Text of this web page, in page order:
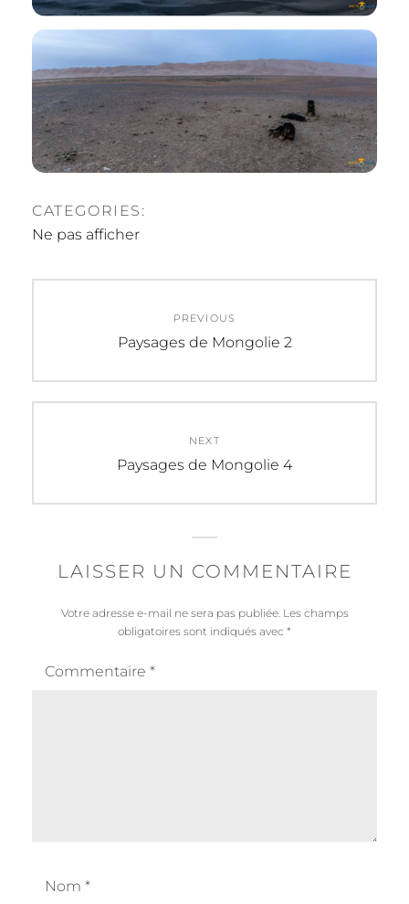
CATEGORIES:
Ne pas afficher
l’article
PREVIOUS
Previous
Paysages de Mongolie 2
NEXT
Next
Paysages de Mongolie 4
LAISSER UN COMMENTAIRE
Votre adresse e-mail ne sera pas publiée. Les champs
obligatoires sont indiqués avec *
Commentaire *
Nom *